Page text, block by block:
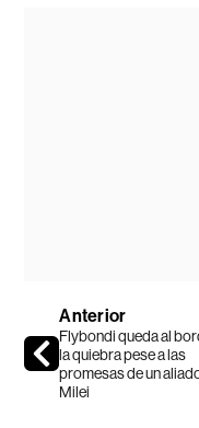
Anterior
Flybondi queda al
la quiebra pese a las
promesas de un
Milei